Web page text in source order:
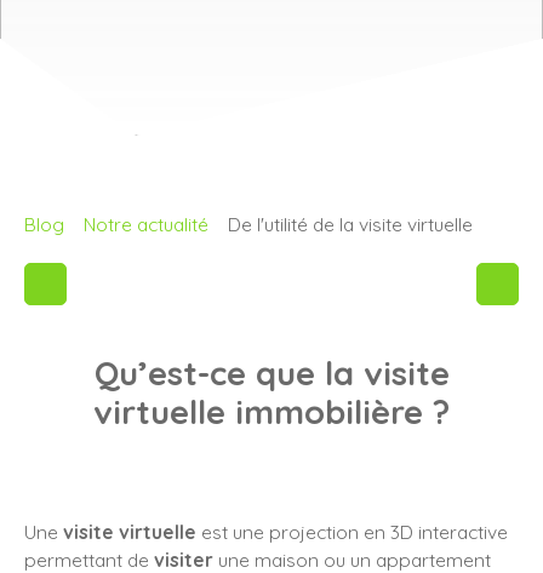
Blog Notre actualité De l'utilité de la visite virtuelle
Qu’est-ce que la visite
virtuelle immobilière ?
Une visite virtuelle est une projection en 3D interactive
permettant de visiter une maison ou un appartement